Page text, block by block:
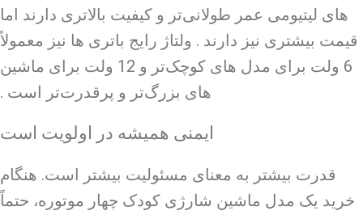
های لیتیومی عمر طولانی‌تر و کیفیت بالاتری دارند اما
قیمت بیشتری نیز دارند . ولتاژ رایج باتری ها نیز معمولاً
6 ولت برای مدل های کوچک‌تر و 12 ولت برای ماشین
های بزرگ‌تر و پرقدرت‌تر است .
ایمنی همیشه در اولویت است
قدرت بیشتر به معنای مسئولیت بیشتر است. هنگام
خرید یک مدل ماشین شارژی کودک چهار موتوره، حتماً